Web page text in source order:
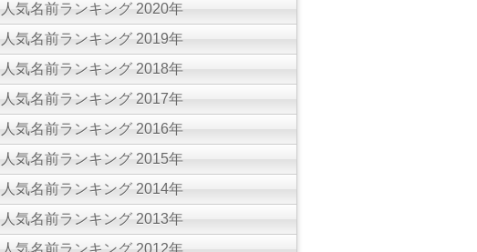
人気名前ランキング 2020年
人気名前ランキング 2019年
人気名前ランキング 2018年
人気名前ランキング 2017年
人気名前ランキング 2016年
人気名前ランキング 2015年
人気名前ランキング 2014年
人気名前ランキング 2013年
人気名前ランキング 2012年